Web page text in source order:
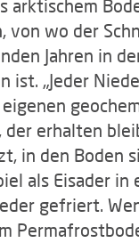
arktischem
von wo der
Jahren in
ist. „Jeder
der erhalten
in den Boden
als Eisader in
gefriert.